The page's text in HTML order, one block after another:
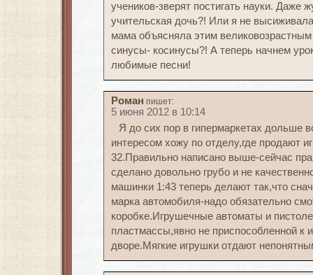
учеников-зверят постигать науки. Даже
учительская дочь?! Или я не
мама объясняла этим
синусы- косинусы?! А теперь начнем
любимые песни!
Роман пишет:
5 июня 2012 в 10:14
Я до сих пор в гипермаркетах дольше
интересом хожу по отделу,где продают
32.Правильно написано выше-сейчас
сделано довольно грубо и не
машинки 1:43 теперь делают так,что
марка автомобиля-надо обязательно
коробке.Игрушечные автоматы и
пластмассы,явно не приспособленной к
дворе.Мягкие игрушки отдают